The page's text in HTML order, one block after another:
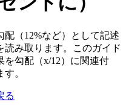
（12%など）として記述
読み取ります。このガイド
を勾配（x/12）に関連付
。
る